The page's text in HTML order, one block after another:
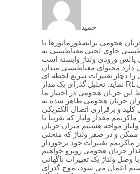
حمید
هجومی ترانسفورماتورها یا
حاوی لختی مغناطیسی به
پالس ورودی ولتاژ وابسته است
دارد محتوای مغناطیسی میدان
را دچار تغییرات سریع لحظه ای
نماید. تحلیل گذرای یک مدار RL ابزار ریاضی مناسبی
این جریان هجومی در اختیار ما
جریان هجومی ظاهر شده به
و برقراری اتصال الکتریکی
مقدار ولتاژ که تقریباً با
ولتاژ مواجه هستیم میزان جریان
و در صفر ولتاژ که منحنی
تغییرات خود برخوردار
جریان هجومی روبرو خواهیم
وصل ولتاژ یک تغییرات ناگهانی
اعمال می شود، موج گذرای